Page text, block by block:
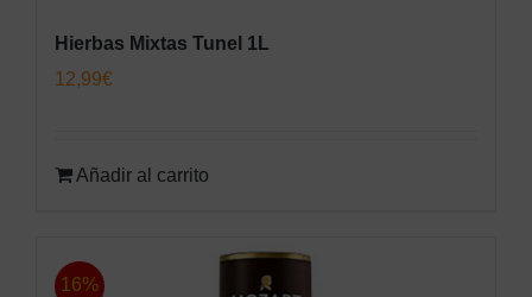
Hierbas Mixtas Tunel 1L
12,99€
Añadir al carrito
16%